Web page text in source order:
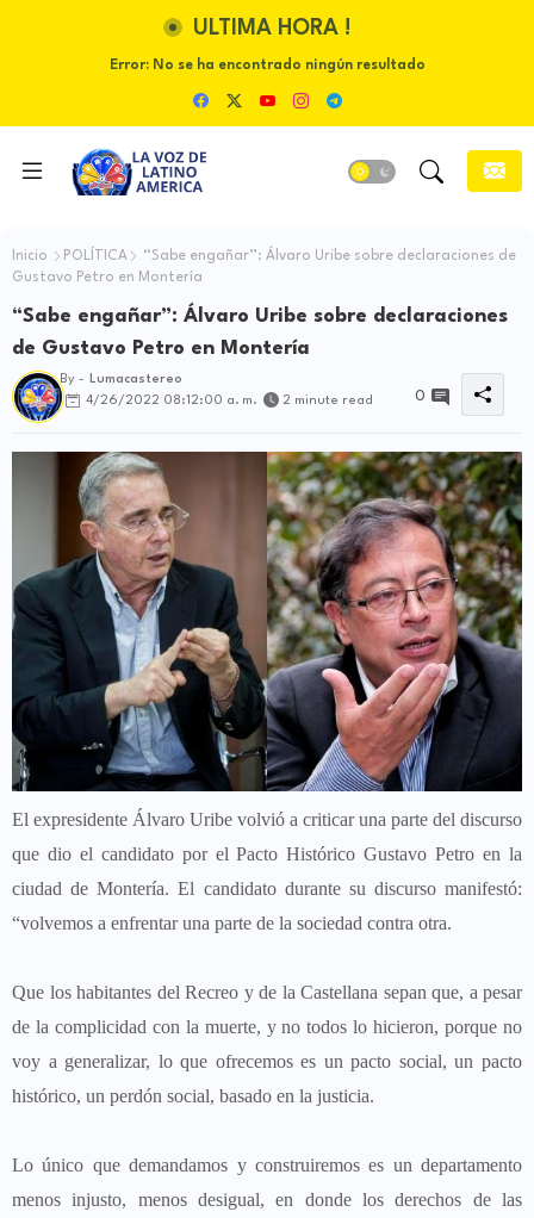
ULTIMA HORA !
Error:No se ha encontrado ningún resultado
Inicio POLÍTICA
“Sabe engañar”: Álvaro Uribe sobre declaraciones de
Gustavo Petro en Montería
“Sabe engañar”: Álvaro Uribe sobre declaraciones
de Gustavo Petro en Montería
By -
Lumacastereo
4/26/2022 08:12:00 a. m.
2 minute read 0
El expresidente Álvaro Uribe volvió a criticar una parte del discurso
que dio el candidato por el Pacto Histórico Gustavo Petro en la
ciudad de Montería. El candidato durante su discurso manifestó:
“volvemos a enfrentar una parte de la sociedad contra otra.
Que los habitantes del Recreo y de la Castellana sepan que, a pesar
de la complicidad con la muerte, y no todos lo hicieron, porque no
voy a generalizar, lo que ofrecemos es un pacto social, un pacto
histórico, un perdón social, basado en la justicia.
Lo único que demandamos y construiremos es un departamento
menos injusto, menos desigual, en donde los derechos de las